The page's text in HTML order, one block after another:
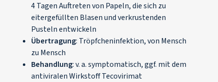
4 Tagen Auftreten von Papeln, die sich zu
eitergefüllten Blasen und verkrustenden
Pusteln entwickeln
Übertragung: Tröpfcheninfektion, von Mensch
zu Mensch
Behandlung: v. a. symptomatisch, ggf. mit dem
antiviralen Wirkstoff Tecovirimat